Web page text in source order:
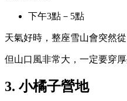
下午3點－5點
天氣好時，整座雪山會突然
但山口風非常大，一定要穿厚
3. 小橘子營地